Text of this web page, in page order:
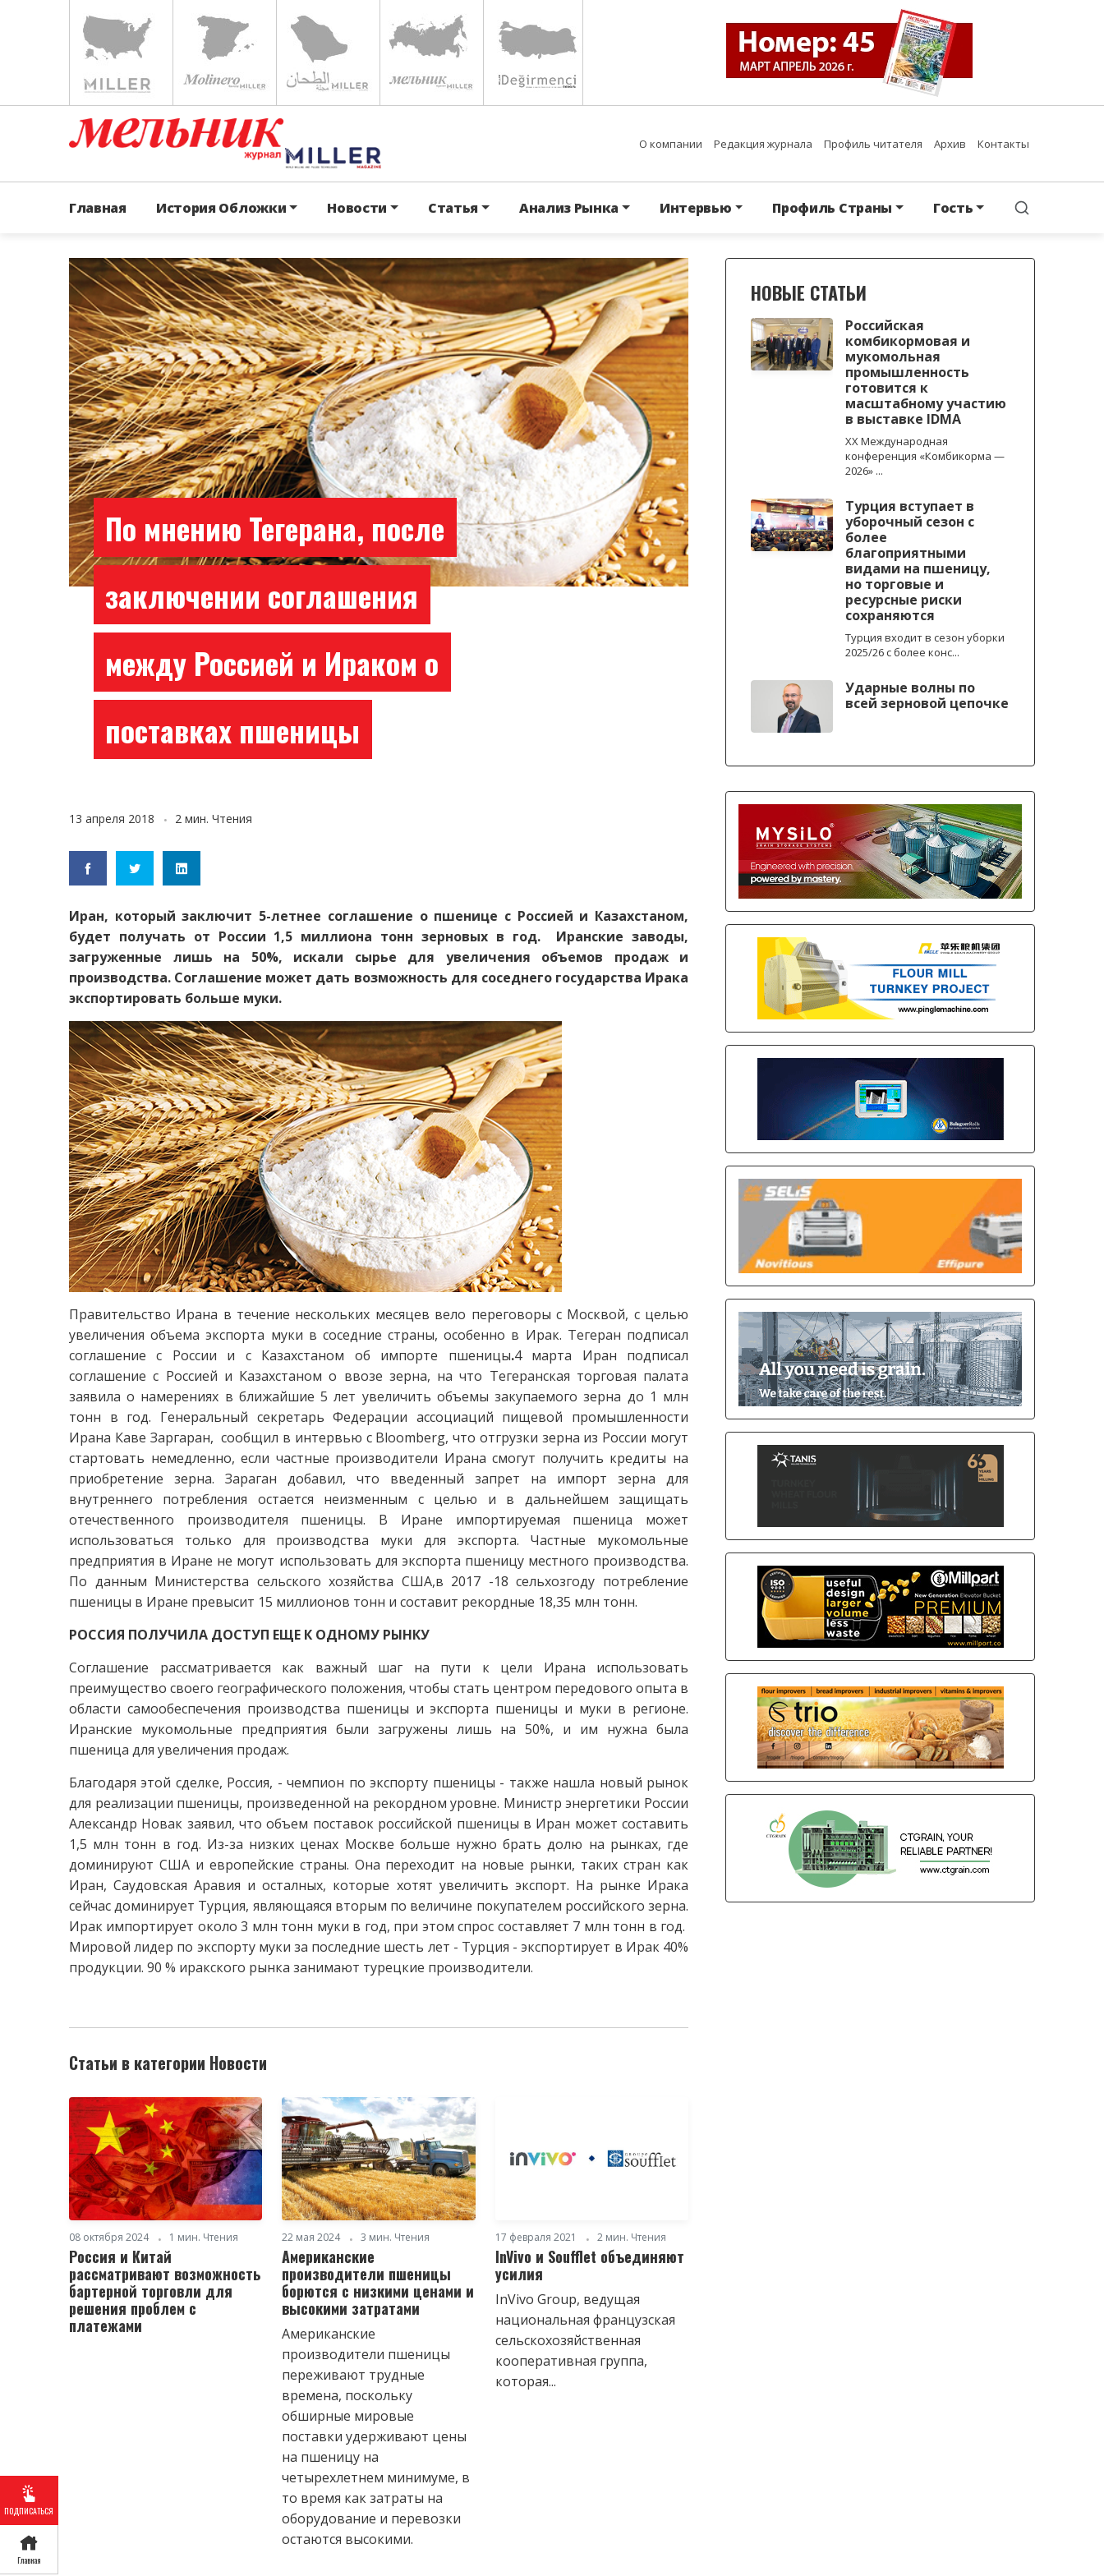
О компании Редакция журнала Профиль читателя Архив Контакты
Главная История Обложки Новости Статья Анализ Рынка Интервью Профиль Страны Гость
ПОДПИСАТЬСЯ
Главная
По мнению Тегерана, после
заключении соглашения
между Россией и Ираком о
поставках пшеницы
13 апреля 2018 2 мин. Чтения
Иран, который заключит 5-летнее соглашение о пшенице с Россией и Казахстаном,
будет получать от России 1,5 миллиона тонн зерновых в год. Иранские заводы,
загруженные лишь на 50%, искали сырье для увеличения объемов продаж и
производства. Соглашение может дать возможность для соседнего государства Ирака
экспортировать больше муки.
Правительство Ирана в течение нескольких месяцев вело переговоры с Москвой, с целью
увеличения объема экспорта муки в соседние страны, особенно в Ирак. Тегеран подписал
соглашение с России и с Казахстаном об импорте пшеницы.4 марта Иран подписал
соглашение с Россией и Казахстаном о ввозе зерна, на что Тегеранская торговая палата
заявила о намерениях в ближайшие 5 лет увеличить объемы закупаемого зерна до 1 млн
тонн в год. Генеральный секретарь Федерации ассоциаций пищевой промышленности
Ирана Каве Заргаран, сообщил в интервью с Bloomberg, что отгрузки зерна из России могут
стартовать немедленно, если частные производители Ирана смогут получить кредиты на
приобретение зерна. Зараган добавил, что введенный запрет на импорт зерна для
внутреннего потребления остается неизменным с целью и в дальнейшем защищать
отечественного производителя пшеницы. В Иране импортируемая пшеница может
использоваться только для производства муки для экспорта. Частные мукомольные
предприятия в Иране не могут использовать для экспорта пшеницу местного производства.
По данным Министерства сельского хозяйства США,в 2017 -18 сельхозгоду потребление
пшеницы в Иране превысит 15 миллионов тонн и составит рекордные 18,35 млн тонн.
РОССИЯ ПОЛУЧИЛА ДОСТУП ЕЩЕ К ОДНОМУ РЫНКУ
Соглашение рассматривается как важный шаг на пути к цели Ирана использовать
преимущество своего географического положения, чтобы стать центром передового опыта в
области самообеспечения производства пшеницы и экспорта пшеницы и муки в регионе.
Иранские мукомольные предприятия были загружены лишь на 50%, и им нужна была
пшеница для увеличения продаж.
Благодаря этой сделке, Россия, - чемпион по экспорту пшеницы - также нашла новый рынок
для реализации пшеницы, произведенной на рекордном уровне. Министр энергетики России
Александр Новак заявил, что объем поставок российской пшеницы в Иран может составить
1,5 млн тонн в год. Из-за низких ценах Москве больше нужно брать долю на рынках, где
доминируют США и европейские страны. Она переходит на новые рынки, таких стран как
Иран, Саудовская Аравия и осталных, которые хотят увеличить экспорт. На рынке Ирака
сейчас доминирует Турция, являющаяся вторым по величине покупателем российского зерна.
Ирак импортирует около 3 млн тонн муки в год, при этом спрос составляет 7 млн тонн в год.
Мировой лидер по экспорту муки за последние шесть лет - Турция - экспортирует в Ирак 40%
продукции. 90 % иракского рынка занимают турецкие производители.
Статьи в категории Новости
08 октября 2024 1 мин. Чтения
Россия и Китай
рассматривают возможность
бартерной торговли для
решения проблем с
платежами
22 мая 2024 3 мин. Чтения
Американские
производители пшеницы
борются с низкими ценами и
высокими затратами
Американские
производители пшеницы
переживают трудные
времена, поскольку
обширные мировые
поставки удерживают цены
на пшеницу на
четырехлетнем минимуме, в
то время как затраты на
оборудование и перевозки
остаются высокими.
17 февраля 2021 2 мин. Чтения
InVivo и Soufflet объединяют
усилия
InVivo Group, ведущая
национальная французская
сельскохозяйственная
кооперативная группа,
которая...
НОВЫЕ СТАТЬИ
Российская
комбикормовая и
мукомольная
промышленность
готовится к
масштабному участию
в выставке IDMA
XX Международная
конференция «Комбикорма —
2026» ...
Турция вступает в
уборочный сезон с
более
благоприятными
видами на пшеницу,
но торговые и
ресурсные риски
сохраняются
Турция входит в сезон уборки
2025/26 с более конс...
Ударные волны по
всей зерновой цепочке